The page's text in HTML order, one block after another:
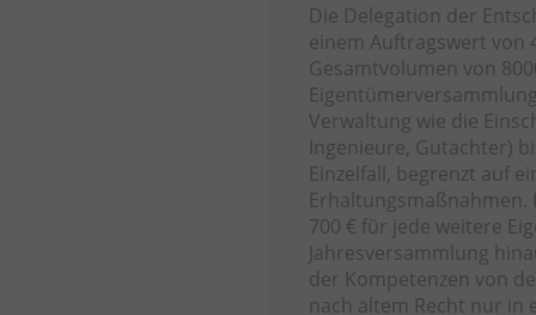
Die Delegation der
einem Auftragswert von
Gesamtvolumen von
Verwaltung wie die
Ingenieure, Gutachter)
Einzelfall, begrenzt auf
Erhaltungsmaßnahmen.
700 € für jede weitere
Jahresversammlung
der Kompetenzen von
nach altem Recht nur in